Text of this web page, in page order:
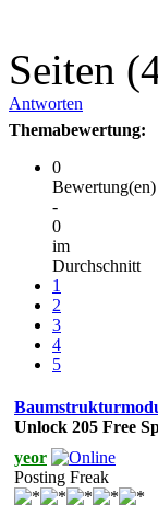
Seiten
Antworten
Themabewertung:
0
Bewertung(en)
-
0
im
Durchschnitt
1
2
3
4
5
Unlосk 205 Frее
yeor
Posting Freak